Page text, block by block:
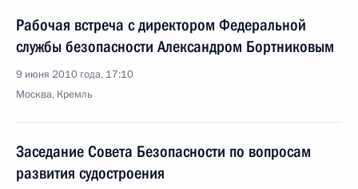
Рабочая встреча с директором Федеральной
службы безопасности Александром Бортниковым
9 июня 2010 года, 17:10
Москва, Кремль
Заседание Совета Безопасности по вопросам
развития судостроения